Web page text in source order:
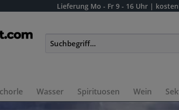
Lieferung Mo - Fr 9 - 16 Uhr |
Wasser Spirituosen Wein